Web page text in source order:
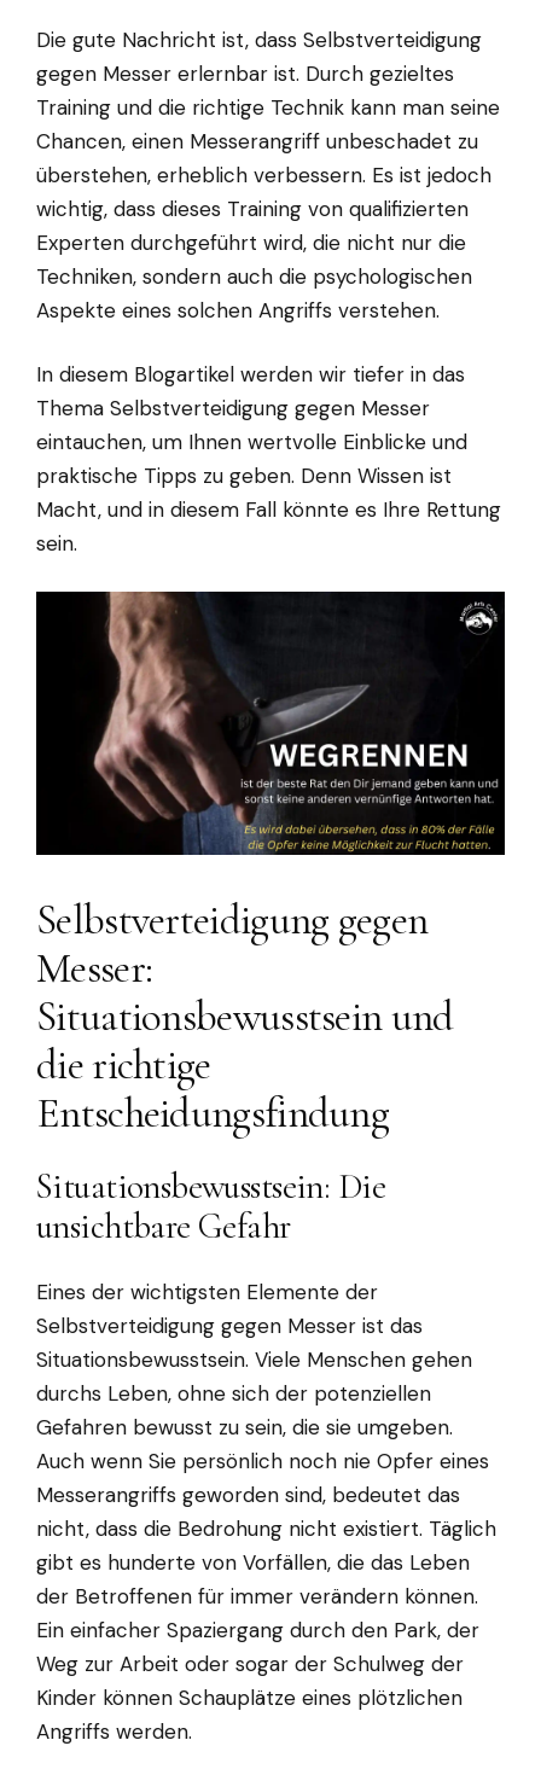
Die gute Nachricht ist, dass Selbstverteidigung
gegen Messer erlernbar ist. Durch gezieltes
Training und die richtige Technik kann man seine
Chancen, einen Messerangriff unbeschadet zu
überstehen, erheblich verbessern. Es ist jedoch
wichtig, dass dieses Training von qualifizierten
Experten durchgeführt wird, die nicht nur die
Techniken, sondern auch die psychologischen
Aspekte eines solchen Angriffs verstehen.
In diesem Blogartikel werden wir tiefer in das
Thema Selbstverteidigung gegen Messer
eintauchen, um Ihnen wertvolle Einblicke und
praktische Tipps zu geben. Denn Wissen ist
Macht, und in diesem Fall könnte es Ihre Rettung
sein.
Selbstverteidigung gegen
Messer:
Situationsbewusstsein und
die richtige
Entscheidungsfindung
Situationsbewusstsein: Die
unsichtbare Gefahr
Eines der wichtigsten Elemente der
Selbstverteidigung gegen Messer ist das
Situationsbewusstsein. Viele Menschen gehen
durchs Leben, ohne sich der potenziellen
Gefahren bewusst zu sein, die sie umgeben.
Auch wenn Sie persönlich noch nie Opfer eines
Messerangriffs geworden sind, bedeutet das
nicht, dass die Bedrohung nicht existiert. Täglich
gibt es hunderte von Vorfällen, die das Leben
der Betroffenen für immer verändern können.
Ein einfacher Spaziergang durch den Park, der
Weg zur Arbeit oder sogar der Schulweg der
Kinder können Schauplätze eines plötzlichen
Angriffs werden.